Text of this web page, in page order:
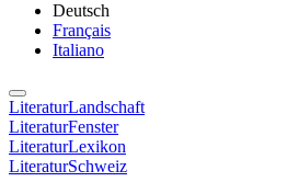
Deutsch
Français
Italiano
LiteraturLandschaft
LiteraturFenster
LiteraturLexikon
LiteraturSchweiz